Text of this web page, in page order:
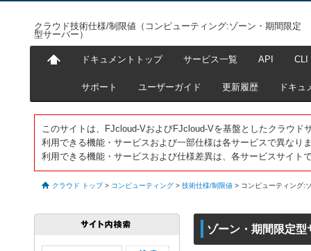
クラウド技術仕様/制限値（コンピューティング:ゾーン・期間限定
型サーバー）
ドキュメントトップ サービス一覧 API CLI
サポート ユーザーガイド 更新履歴 ドキュ
このサイトは、FJcloud-VおよびFJcloud-Vを基盤としたクラウド
利用できる機能・サービスおよび一部仕様は各サービスで異なり
利用できる機能・サービスおよび仕様差異は、各サービスサイト
クラウド トップ > コンピューティング > 技術仕様/制限値 > コンピューティング:
ゾーン・期間限定型